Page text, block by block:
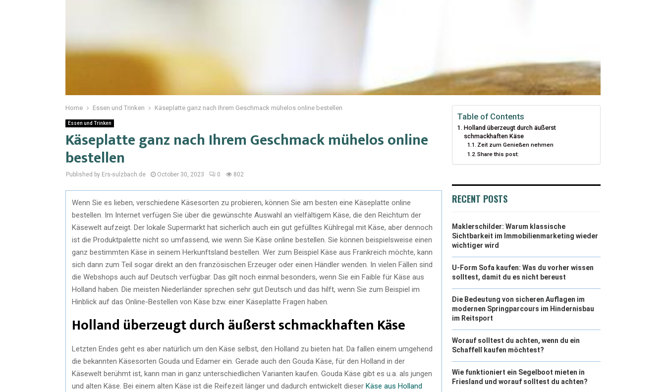
Home Essen und Trinken Käseplatte ganz nach Ihrem Geschmack mühelos online bestellen
Essen und Trinken
Käseplatte ganz nach Ihrem Geschmack mühelos online
bestellen
Published by Ers-sulzbach.de October 30, 2023 0 802
Wenn Sie es lieben, verschiedene Käsesorten zu probieren, können Sie am besten eine Käseplatte online
bestellen. Im Internet verfügen Sie über die gewünschte Auswahl an vielfältigem Käse, die den Reichtum der
Käsewelt aufzeigt. Der lokale Supermarkt hat sicherlich auch ein gut gefülltes Kühlregal mit Käse, aber dennoch
ist die Produktpalette nicht so umfassend, wie wenn Sie Käse online bestellen. Sie können beispielsweise einen
ganz bestimmten Käse in seinem Herkunftsland bestellen. Wer zum Beispiel Käse aus Frankreich möchte, kann
sich dann zum Teil sogar direkt an den französischen Erzeuger oder einen Händler wenden. In vielen Fällen sind
die Webshops auch auf Deutsch verfügbar. Das gilt noch einmal besonders, wenn Sie ein Faible für Käse aus
Holland haben. Die meisten Niederländer sprechen sehr gut Deutsch und das hilft, wenn Sie zum Beispiel im
Hinblick auf das Online-Bestellen von Käse bzw. einer Käseplatte Fragen haben.
Holland überzeugt durch äußerst schmackhaften Käse
Letzten Endes geht es aber natürlich um den Käse selbst, den Holland zu bieten hat. Da fallen einem umgehend
die bekannten Käsesorten Gouda und Edamer ein. Gerade auch den Gouda Käse, für den Holland in der
Käsewelt berühmt ist, kann man in ganz unterschiedlichen Varianten kaufen. Gouda Käse gibt es u.a. als jungen
und alten Käse. Bei einem alten Käse ist die Reifezeit länger und dadurch entwickelt dieser Käse aus Holland
Table of Contents
Holland überzeugt durch äußerst
schmackhaften Käse
Zeit zum Genießen nehmen
Share this post:
RECENT POSTS
Maklerschilder: Warum klassische
Sichtbarkeit im Immobilienmarketing wieder
wichtiger wird
U-Form Sofa kaufen: Was du vorher wissen
solltest, damit du es nicht bereust
Die Bedeutung von sicheren Auflagen im
modernen Springparcours im Hindernisbau
im Reitsport
Worauf solltest du achten, wenn du ein
Schaffell kaufen möchtest?
Wie funktioniert ein Segelboot mieten in
Friesland und worauf solltest du achten?